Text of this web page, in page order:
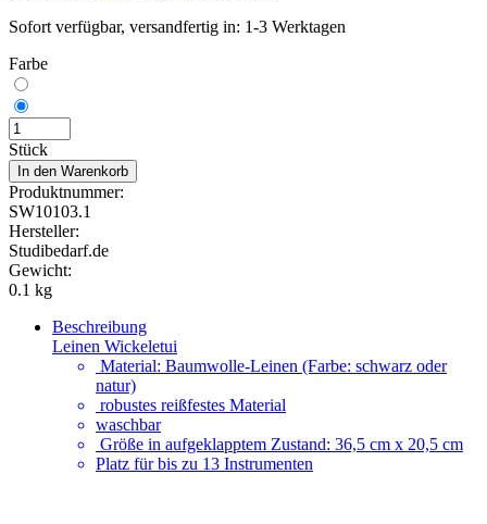
Sofort verfügbar, versandfertig in: 1-3 Werktagen
Farbe
Stück
In den Warenkorb
Produktnummer:
SW10103.1
Hersteller:
Studibedarf.de
Gewicht:
0.1 kg
Beschreibung
Leinen Wickeletui
Material: Baumwolle-Leinen (Farbe: schwarz oder
natur)
robustes reißfestes Material
waschbar
Größe in aufgeklapptem Zustand: 36,5 cm x 20,5 cm
Platz für bis zu 13 Instrumenten